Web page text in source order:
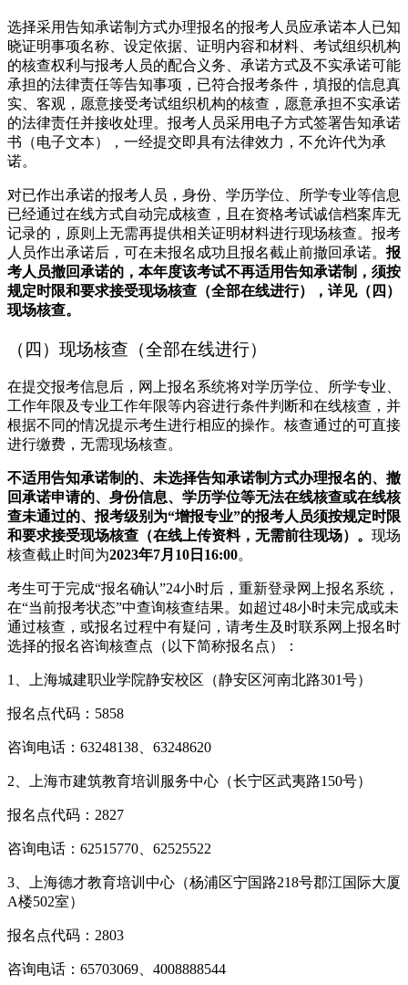
选择采用告知承诺制方式办理报名的报考人员应承诺本人已知
晓证明事项名称、设定依据、证明内容和材料、考试组织机构
的核查权利与报考人员的配合义务、承诺方式及不实承诺可能
承担的法律责任等告知事项，已符合报考条件，填报的信息真
实、客观，愿意接受考试组织机构的核查，愿意承担不实承诺
的法律责任并接收处理。报考人员采用电子方式签署告知承诺
书（电子文本），一经提交即具有法律效力，不允许代为承
诺。
对已作出承诺的报考人员，身份、学历学位、所学专业等信息
已经通过在线方式自动完成核查，且在资格考试诚信档案库无
记录的，原则上无需再提供相关证明材料进行现场核查。报考
人员作出承诺后，可在未报名成功且报名截止前撤回承诺。 报
考人员撤回承诺的，本年度该考试不再适用告知承诺制， 须按
规定时限和要求接受现场核查（全部在线进行），详见（四）
现场核查。
（四）现场核查（全部在线进行）
在提交报考信息后，网上报名系统将对学历学位、所学专业、
工作年限及专业工作年限等内容进行条件判断和在线核查，并
根据不同的情况提示考生进行相应的操作。核查通过的可直接
进行缴费，无需现场核查。
不适用告知承诺制的、未选择告知承诺制方式办理报名的、撤
回承诺申请的、 身份信息、学历学位等无法在线核查或在线核
查未通过的、报考级别为“增报专业”的报考人员须按规定时限
和要求接受现场核查 （在线上传资料，无需前往现场） 。 现场
核查截止时间为2023年7月10日16:00。
考生可于完成“报名确认”24小时后，重新登录网上报名系统，
在“当前报考状态”中查询核查结果。如超过48小时未完成或未
通过核查，或报名过程中有疑问，请考生及时联系网上报名时
选择的报名咨询核查点（以下简称报名点）：
1、上海城建职业学院静安校区（静安区河南北路301号）
报名点代码：5858
咨询电话：63248138、63248620
2、上海市建筑教育培训服务中心（长宁区武夷路150号）
报名点代码：2827
咨询电话：62515770、62525522
3、上海德才教育培训中心（杨浦区宁国路218号郡江国际大厦
A楼502室）
报名点代码：2803
咨询电话：65703069、4008888544